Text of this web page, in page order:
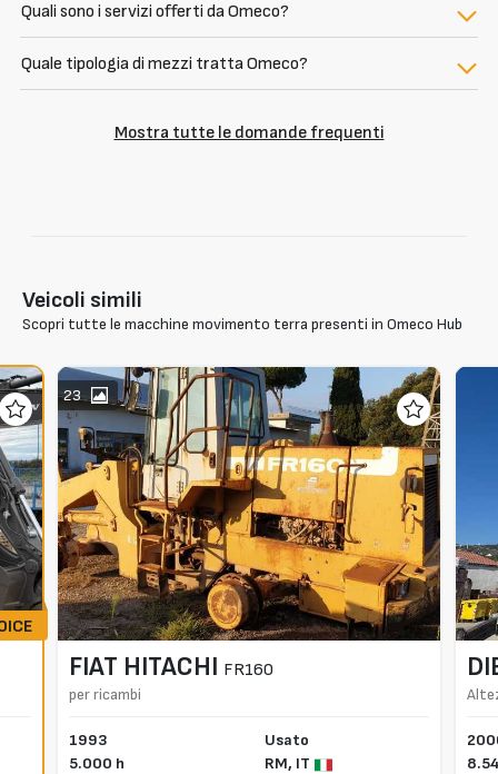
Quali sono i servizi offerti da Omeco?
Quale tipologia di mezzi tratta Omeco?
Mostra tutte le domande frequenti
Veicoli simili
Scopri tutte le macchine movimento terra presenti in Omeco Hub
23
FIAT HITACHI FR160
per ricambi
1993
5.000 h
Usato
RM, IT